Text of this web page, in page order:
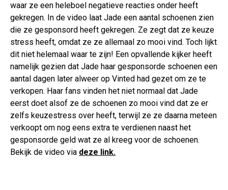
waar ze een heleboel negatieve reacties onder heeft
gekregen. In de video laat Jade een aantal schoenen zien
die ze gesponsord heeft gekregen. Ze zegt dat ze keuze
stress heeft, omdat ze ze allemaal zo mooi vind. Toch lijkt
dit niet helemaal waar te zijn! Een opvallende kijker heeft
namelijk gezien dat Jade haar gesponsorde schoenen een
aantal dagen later alweer op Vinted had gezet om ze te
verkopen. Haar fans vinden het niet normaal dat Jade
eerst doet alsof ze de schoenen zo mooi vind dat ze er
zelfs keuzestress over heeft, terwijl ze ze daarna meteen
verkoopt om nog eens extra te verdienen naast het
gesponsorde geld wat ze al kreeg voor de schoenen.
Bekijk de video via deze link.